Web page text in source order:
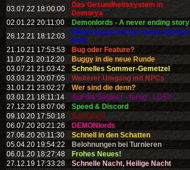
03.07.22 18:00:00
Das Gesundheitssystem in
Demorya
02.01.22 20:11:00
Demonlords - A never ending story
26.12.21 18:12:03
Winterspeed mit der menschlichen
Note
21.10.21 17:53:53
Bug oder Feature?
11.07.21 20:12:20
Buggy in die neue Runde
03.07.21 21:03:42
Schnelles Sommer-Gemetzel
03.03.21 20:07:05
Weiterer Umgang mit NPCs
31.01.21 23:02:27
Wer sind die denn?
03.01.21 18:11:14
Auf die Söldner - fertig - LOS!!
27.12.20 18:07:06
Speed & Discord
09.10.20 17:50:18
Barbaren!
06.07.20 20:21:26
DEMONlords
27.06.20 20:11:30
Schnell in den Schatten
05.04.20 19:54:22
Belohnungen bei Turnieren
06.01.20 18:27:48
Frohes Neues!
27.12.19 17:33:28
Schnelle Nacht, Heilige Nacht